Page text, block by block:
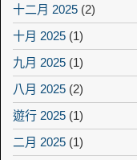
十二月 2025 (2)
十月 2025 (1)
九月 2025 (1)
八月 2025 (2)
遊行 2025 (1)
二月 2025 (1)